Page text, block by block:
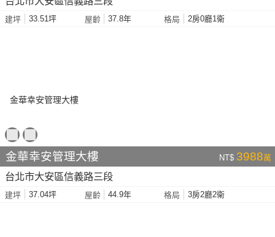
建坪 33.51坪 屋齡 37.8年 格局 2房0廳1衛
金華幸安管理大樓 NT$ 3988萬
台北市大安區信義路三段
建坪 37.04坪 屋齡 44.9年 格局 3房2廳2衛